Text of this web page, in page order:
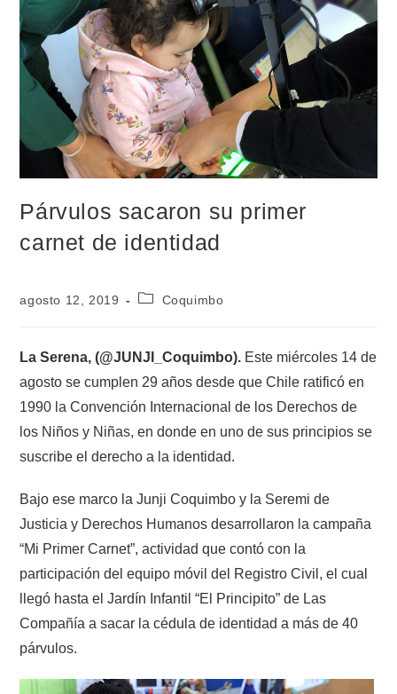
Párvulos sacaron su primer
carnet de identidad
agosto 12, 2019 Coquimbo
La Serena, (@JUNJI_Coquimbo). Este miércoles 14 de
agosto se cumplen 29 años desde que Chile ratificó en
1990 la Convención Internacional de los Derechos de
los Niños y Niñas, en donde en uno de sus principios se
suscribe el derecho a la identidad.
Bajo ese marco la Junji Coquimbo y la Seremi de
Justicia y Derechos Humanos desarrollaron la campaña
“Mi Primer Carnet”, actividad que contó con la
participación del equipo móvil del Registro Civil, el cual
llegó hasta el Jardín Infantil “El Principito” de Las
Compañía a sacar la cédula de identidad a más de 40
párvulos.